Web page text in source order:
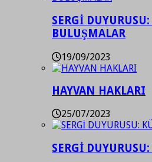
SERGİ
BULUŞMALAR
19/09/2023
HAYVAN HAKLARI
25/07/2023
SERGİ